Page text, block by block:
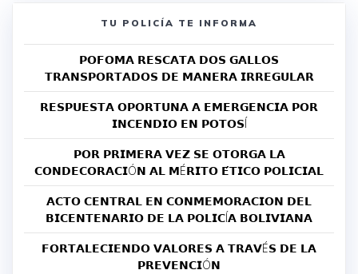
TU POLICÍA TE INFORMA
𝗣𝗢𝗙𝗢𝗠𝗔 𝗥𝗘𝗦𝗖𝗔𝗧𝗔 𝗗𝗢𝗦 𝗚𝗔𝗟𝗟𝗢𝗦
𝗧𝗥𝗔𝗡𝗦𝗣𝗢𝗥𝗧𝗔𝗗𝗢𝗦 𝗗𝗘 𝗠𝗔𝗡𝗘𝗥𝗔 𝗜𝗥𝗥𝗘𝗚𝗨𝗟𝗔𝗥
𝗥𝗘𝗦𝗣𝗨𝗘𝗦𝗧𝗔 𝗢𝗣𝗢𝗥𝗧𝗨𝗡𝗔 𝗔 𝗘𝗠𝗘𝗥𝗚𝗘𝗡𝗖𝗜𝗔 𝗣𝗢𝗥
𝗜𝗡𝗖𝗘𝗡𝗗𝗜𝗢 𝗘𝗡 𝗣𝗢𝗧𝗢𝗦Í
𝗣𝗢𝗥 𝗣𝗥𝗜𝗠𝗘𝗥𝗔 𝗩𝗘𝗭 𝗦𝗘 𝗢𝗧𝗢𝗥𝗚𝗔 𝗟𝗔
𝗖𝗢𝗡𝗗𝗘𝗖𝗢𝗥𝗔𝗖𝗜Ó𝗡 𝗔𝗟 𝗠É𝗥𝗜𝗧𝗢 𝗘́𝗧𝗜𝗖𝗢 𝗣𝗢𝗟𝗜𝗖𝗜𝗔𝗟
𝗔𝗖𝗧𝗢 𝗖𝗘𝗡𝗧𝗥𝗔𝗟 𝗘𝗡 𝗖𝗢𝗡𝗠𝗘𝗠𝗢𝗥𝗔𝗖𝗜𝗢𝗡 𝗗𝗘𝗟
𝗕𝗜𝗖𝗘𝗡𝗧𝗘𝗡𝗔𝗥𝗜𝗢 𝗗𝗘 𝗟𝗔 𝗣𝗢𝗟𝗜𝗖Í𝗔 𝗕𝗢𝗟𝗜𝗩𝗜𝗔𝗡𝗔
𝗙𝗢𝗥𝗧𝗔𝗟𝗘𝗖𝗜𝗘𝗡𝗗𝗢 𝗩𝗔𝗟𝗢𝗥𝗘𝗦 𝗔 𝗧𝗥𝗔𝗩É𝗦 𝗗𝗘 𝗟𝗔
𝗣𝗥𝗘𝗩𝗘𝗡𝗖𝗜Ó𝗡